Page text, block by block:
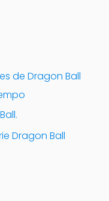
de Dragon Ball
Dragon Ball